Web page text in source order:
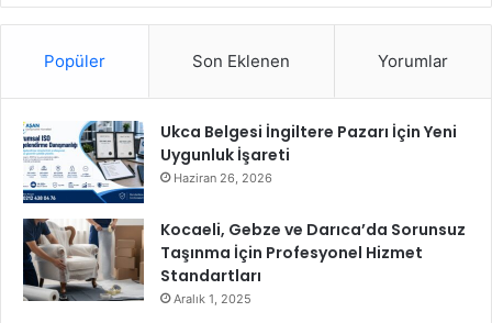
Popüler Son Eklenen Yorumlar
Ukca Belgesi İngiltere Pazarı İçin Yeni
Uygunluk İşareti
Haziran 26, 2026
Kocaeli, Gebze ve Darıca’da Sorunsuz
Taşınma İçin Profesyonel Hizmet
Standartları
Aralık 1, 2025